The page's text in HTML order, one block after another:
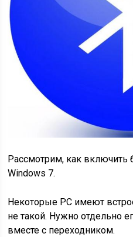
Рассмотрим, как включить
Windows 7.
Некоторые РС имеют
не такой. Нужно отдельно
вместе с переходником.